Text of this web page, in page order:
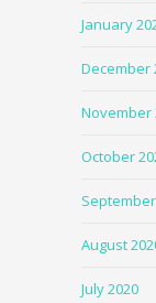
January
December
November
October
August
July 2020